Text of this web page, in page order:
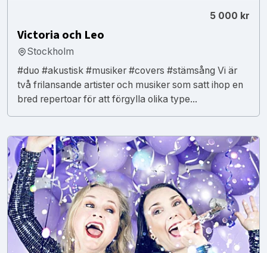
5 000 kr
Victoria och Leo
Stockholm
#duo #akustisk #musiker #covers #stämsång Vi är
två frilansande artister och musiker som satt ihop en
bred repertoar för att förgylla olika type...